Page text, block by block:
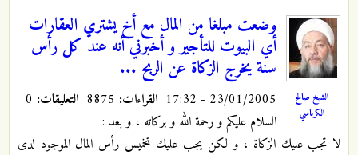
الشيخ صالح
الكرباسي
وضعت مبلغا من المال مع أخ يشتري العقارات
أي البيوت للتأجير و أخبرني أنه عند كل رأس
سنة يخرج الزكاة عن الربح ...
23/01/2005 - 17:32 القراءات: التعليقات:
السلام عليكم و رحمة الله و بركاته ، و بعد :
لا تجب عليك الزكاة ، و لكن يجب عليك تخميس رأس المال الموجود لدى